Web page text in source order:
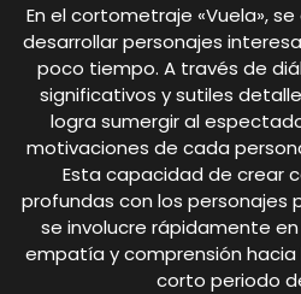
En el cortometraje «Vuela»,
desarrollar personajes
poco tiempo. A través de
significativos y sutiles
logra sumergir al
motivaciones de cada
Esta capacidad de crear
profundas con los personajes
se involucre rápidamente
empatía y comprensión
corto periodo